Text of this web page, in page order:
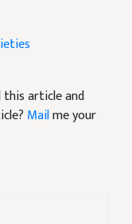
article and
Mailme your